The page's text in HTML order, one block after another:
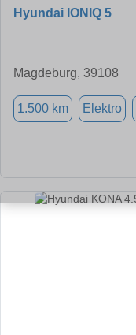
Hyundai IONIQ 5
Magdeburg, 39108
1.500 km Elektro